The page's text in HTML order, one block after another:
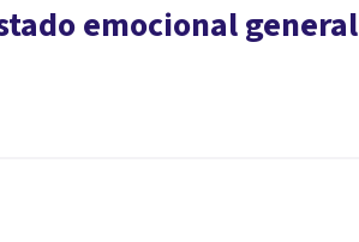
emocional general